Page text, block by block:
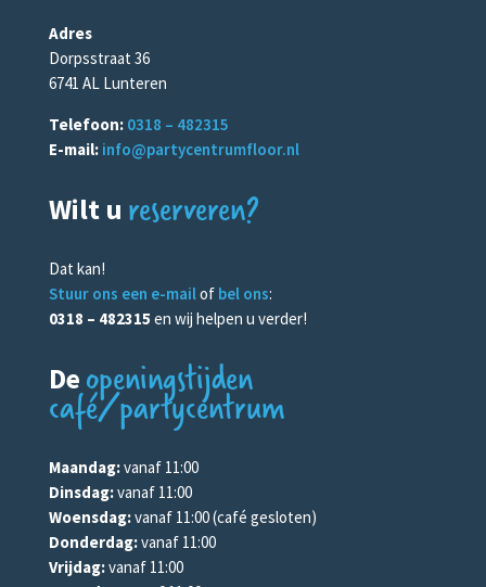
Adres
Dorpsstraat 36
6741 AL Lunteren
Telefoon: 0318 – 482315
E-mail: info@partycentrumfloor.nl
Wilt u reserveren?
Dat kan!
Stuur ons een e-mailof bel ons:
0318 – 482315 en wij helpen u verder!
De openingstijden
café/partycentrum
Maandag:vanaf 11:00
Dinsdag:vanaf 11:00
Woensdag:vanaf 11:00 (café gesloten)
Donderdag:vanaf 11:00
Vrijdag:vanaf 11:00